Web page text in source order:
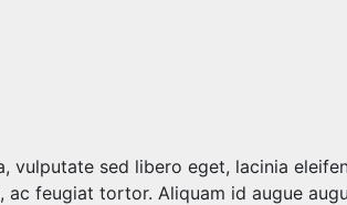
sed libero eget, lacinia
feugiat tortor. Aliquam id augue